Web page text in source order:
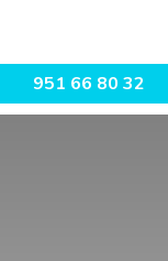
951 66 80 32